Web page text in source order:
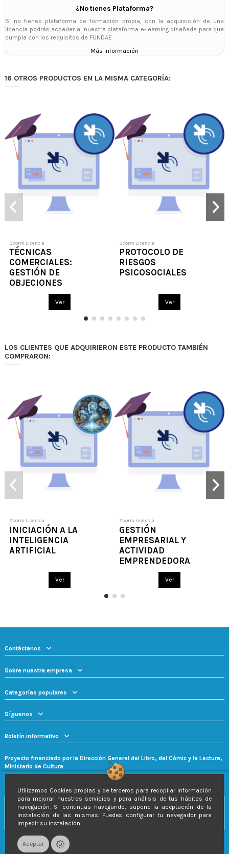
Utilizamos Cookies propias y de terceros para recopilar información
para mejorar nuestros servicios y para análisis de tus hábitos de
navegación. Si continuas navegando, supone la aceptación de la
instalación de las mismas. Puedes configurar tu navegador para
impedir su instalación.
Aceptar
¿No tienes Plataforma?
Si no tienes plataforma de formación propia, con la adquisición de una
licencia podrás acceder a nuestra plataforma e-learning diseñada para que
cumpla con los requisitos de FUNDAE
Más Información
16 OTROS PRODUCTOS EN LA MISMA CATEGORÍA:
Scorm Licencia
TÉCNICAS
COMERCIALES:
GESTIÓN DE
OBJECIONES
Ver
Scorm Licencia
PROTOCOLO DE
RIESGOS
PSICOSOCIALES
Ver
LOS CLIENTES QUE ADQUIRIERON ESTE PRODUCTO TAMBIÉN
COMPRARON:
Scorm Licencia
INICIACIÓN A LA
INTELIGENCIA
ARTIFICIAL
Ver
Scorm Licencia
GESTIÓN
EMPRESARIAL Y
ACTIVIDAD
EMPRENDEDORA
Ver
Contáctanos
Sobre nuestra empresa
Categorías populares
Síguenos
Boletín informativo
Proyecto financiado por la Dirección General del Libro, del Cómic y la Lectura,
Ministerio de Cultura